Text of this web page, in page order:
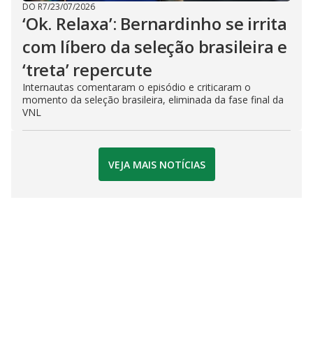
DO R7/23/07/2026
‘Ok. Relaxa’: Bernardinho se irrita
com líbero da seleção brasileira e
‘treta’ repercute
Internautas comentaram o episódio e criticaram o
momento da seleção brasileira, eliminada da fase final da
VNL
VEJA MAIS NOTÍCIAS